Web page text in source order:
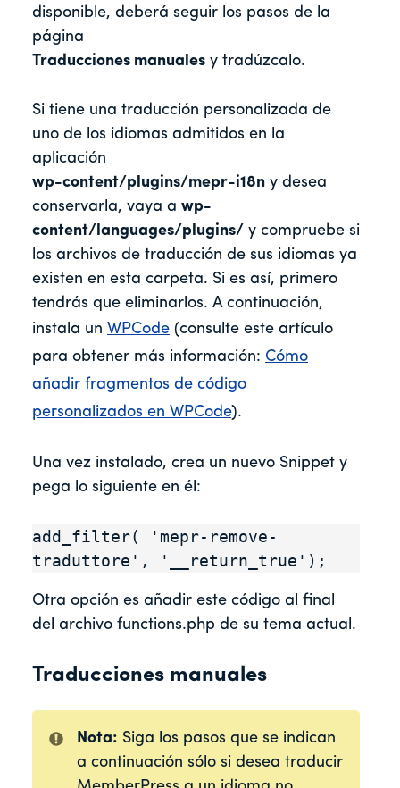
disponible, deberá seguir los pasos de la
página
Traducciones manuales y tradúzcalo.
Si tiene una traducción personalizada de
uno de los idiomas admitidos en la
aplicación
wp-content/plugins/mepr-i18n y desea
conservarla, vaya a wp-
content/languages/plugins/ y compruebe si
los archivos de traducción de sus idiomas ya
existen en esta carpeta. Si es así, primero
tendrás que eliminarlos. A continuación,
instala un WPCode (consulte este artículo
para obtener más información: Cómo
añadir fragmentos de código
personalizados en WPCode).
Una vez instalado, crea un nuevo Snippet y
pega lo siguiente en él:
add_filter( 'mepr-remove-
traduttore', '__return_true');
Otra opción es añadir este código al final
del archivo functions.php de su tema actual.
Traducciones manuales
Nota: Siga los pasos que se indican
a continuación sólo si desea traducir